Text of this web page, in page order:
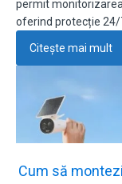
permit
oferind protecție
Citește mai mult
Cum să